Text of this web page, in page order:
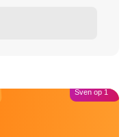
Sven op 1